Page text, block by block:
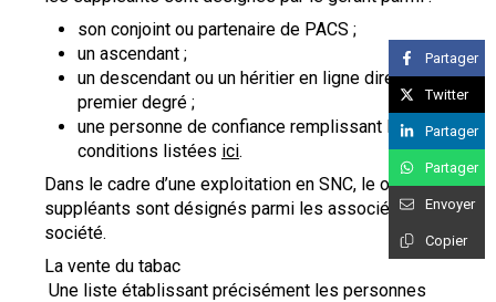
son conjoint ou partenaire de PACS ;
un ascendant ;
un descendant ou un héritier en ligne directe au
premier degré ;
une personne de confiance remplissant les
conditions listées ici.
Dans le cadre d’une exploitation en SNC, le ou les
suppléants sont désignés parmi les associés de la
société.
La vente du tabac
Une liste établissant précisément les personnes
Partager
Twitter
Partager
Partager
Envoyer
Copier